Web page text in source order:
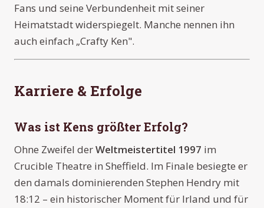
Fans und seine Verbundenheit mit seiner
Heimatstadt widerspiegelt. Manche nennen ihn
auch einfach „Crafty Ken".
Karriere & Erfolge
Was ist Kens größter Erfolg?
Ohne Zweifel derWeltmeistertitel 1997 im
Crucible Theatre in Sheffield. Im Finale besiegte er
den damals dominierenden Stephen Hendry mit
18:12 – ein historischer Moment für Irland und für